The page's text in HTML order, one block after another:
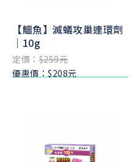
【鱷魚】滅蟻攻巢連環劑
｜10g
定價：$259元
優惠價：$208元